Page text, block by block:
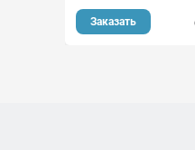
Заказать